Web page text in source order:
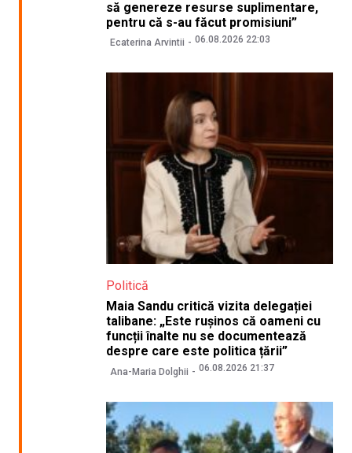
să genereze resurse suplimentare,
pentru că s-au făcut promisiuni”
Ecaterina Arvintii 06.08.2026 22:03
Politică
Maia Sandu critică vizita delegației
talibane: „Este rușinos că oameni cu
funcții înalte nu se documentează
despre care este politica țării”
Ana-Maria Dolghii 06.08.2026 21:37